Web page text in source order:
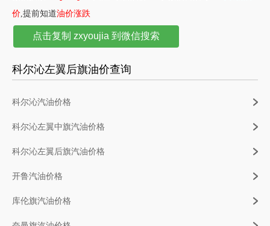
价,提前知道油价涨跌
点击复制 zxyoujia 到微信搜索
科尔沁左翼后旗油价查询
科尔沁汽油价格
科尔沁左翼中旗汽油价格
科尔沁左翼后旗汽油价格
开鲁汽油价格
库伦旗汽油价格